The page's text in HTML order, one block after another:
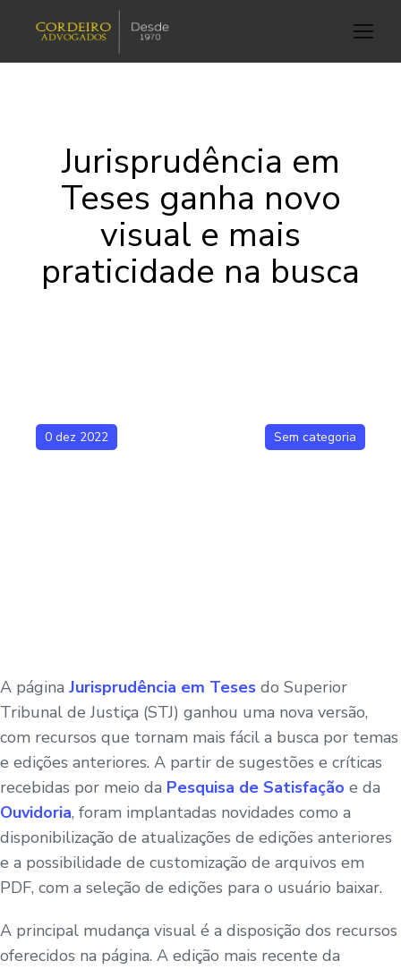
Jurisprudência em
Teses ganha novo
visual e mais
praticidade na busca
0 dez 2022 Sem categoria
A página Jurisprudência em Teses do Superior
Tribunal de Justiça (STJ) ganhou uma nova versão,
com recursos que tornam mais fácil a busca por temas
e edições anteriores. A partir de sugestões e críticas
recebidas por meio da Pesquisa de Satisfação e da
Ouvidoria, foram implantadas novidades como a
disponibilização de atualizações de edições anteriores
e a possibilidade de customização de arquivos em
PDF, com a seleção de edições para o usuário baixar.
A principal mudança visual é a disposição dos recursos
oferecidos na página. A edição mais recente da